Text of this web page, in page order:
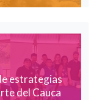
estrategias
del Cauca